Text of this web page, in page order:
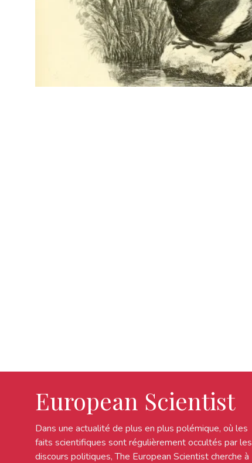
European Scientist
Dans une actualité de plus en plus polémique, où les
faits scientifiques sont régulièrement occultés par les
discours politiques, The European Scientist cherche à